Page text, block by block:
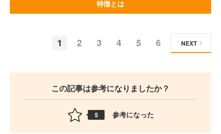
特徴とは
1 2 3 4 5 6 NEXT
この記事は参考になりましたか？
5 参考になった